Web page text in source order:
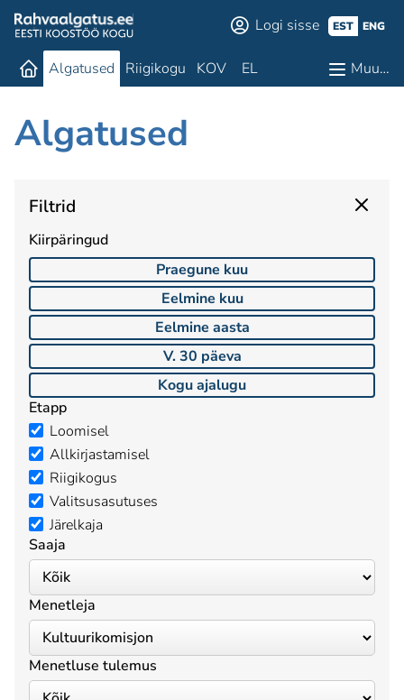
Logi sisse EST ENG
Algatused Riigikogu KOV EL Muu…
Algatused
Filtrid
Kiirpäringud
Praegune kuu
Eelmine kuu
Eelmine aasta
V. 30 päeva
Kogu ajalugu
Etapp
Loomisel
Allkirjastamisel
Riigikogus
Valitsusasutuses
Järelkaja
Saaja
Menetleja
Menetluse tulemus